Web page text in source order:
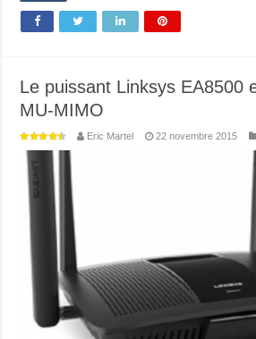
Le puissant Linksys EA8500
MU-MIMO
Eric Martel 22 novembre 2015